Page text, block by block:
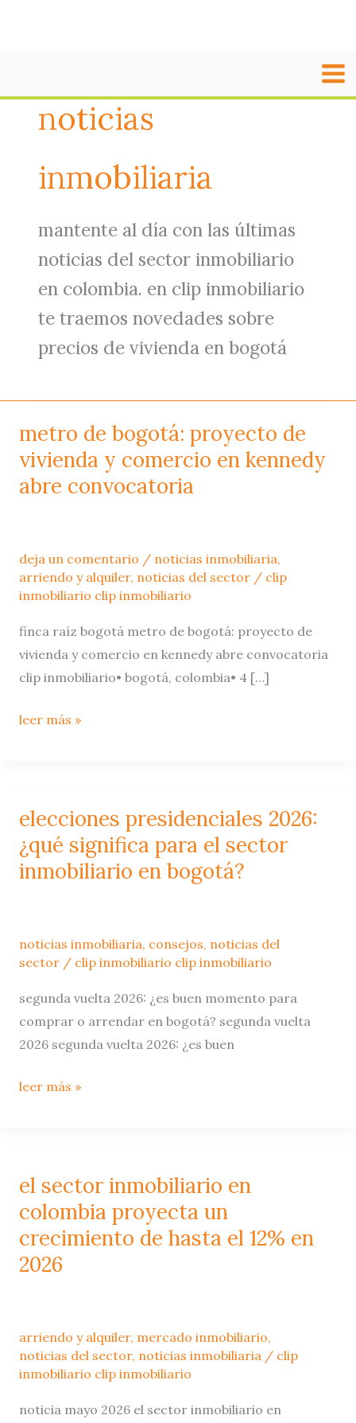
noticias
inmobiliaria
mantente al día con las últimas
noticias del sector inmobiliario
en colombia. en clip inmobiliario
te traemos novedades sobre
precios de vivienda en bogotá
metro de bogotá: proyecto de
vivienda y comercio en kennedy
abre convocatoria
deja un comentario / noticias inmobiliaria,
arriendo y alquiler, noticias del sector / clip
inmobiliario clip inmobiliario
finca raíz bogotá metro de bogotá: proyecto de
vivienda y comercio en kennedy abre convocatoria
clip inmobiliario• bogotá, colombia• 4 […]
metro
de
bogotá:
comercio
kennedy
abre
convocatoria
leer más »
elecciones presidenciales 2026:
¿qué significa para el sector
inmobiliario en bogotá?
noticias inmobiliaria, consejos, noticias del
sector / clip inmobiliario clip inmobiliario
segunda vuelta 2026: ¿es buen momento para
comprar o arrendar en bogotá? segunda vuelta
2026 segunda vuelta 2026: ¿es buen
elecciones
presidenciales
2026:
el
inmobiliario
en
bogotá?
leer más »
el sector inmobiliario en
colombia proyecta un
crecimiento de hasta el 12% en
2026
arriendo y alquiler, mercado inmobiliario,
noticias del sector, noticias inmobiliaria / clip
inmobiliario clip inmobiliario
noticia mayo 2026 el sector inmobiliario en
el
sector
inmobiliario
colombia
crecimiento
de
el